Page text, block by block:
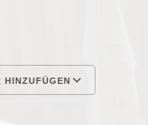
HINZUFÜGEN